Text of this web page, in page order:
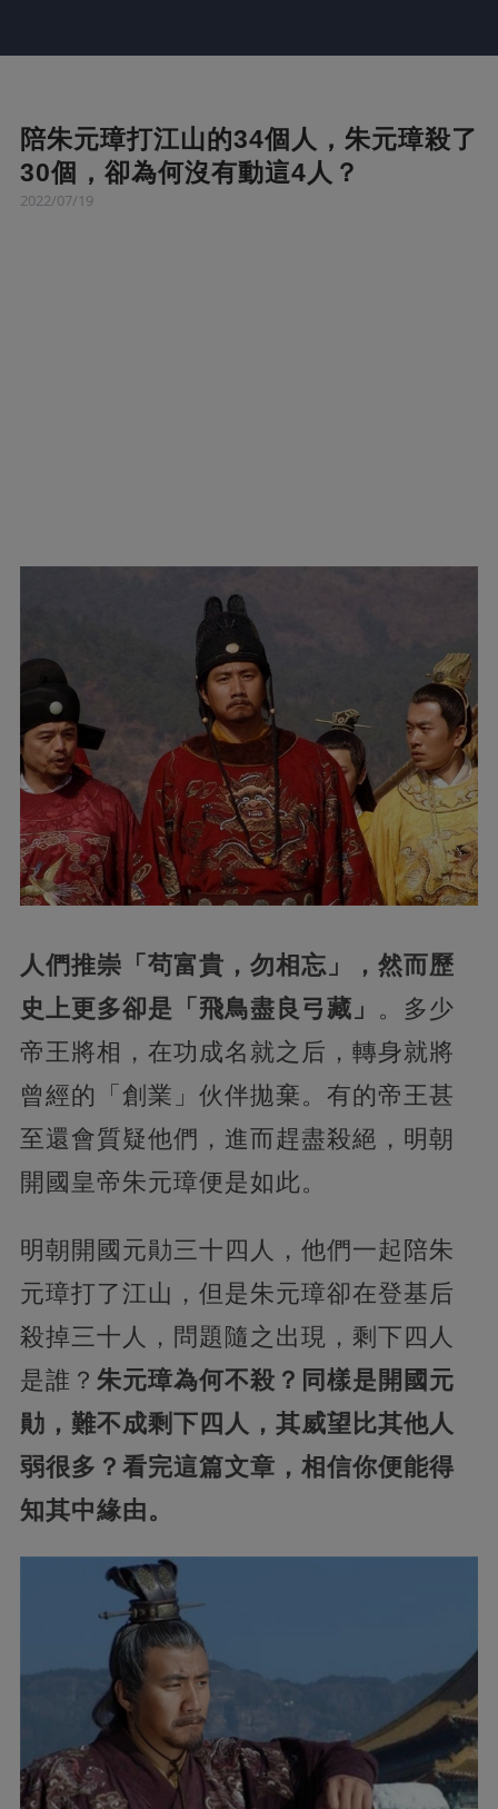
陪朱元璋打江山的34個人，朱元璋殺了
30個，卻為何沒有動這4人？
2022/07/19
人們推崇「茍富貴， 勿相忘」，然而歷
史上更多卻是「飛鳥盡良弓藏」 。多少
帝王將相，在功成名就之后，轉身就將
曾經的「創業」伙伴拋棄。有的帝王甚
至還會質疑他們，進而趕盡殺絕，明朝
開國皇帝朱元璋便是如此。
明朝開國元勛三十四人，他們一起陪朱
元璋打了江山，但是朱元璋卻在登基后
殺掉三十人，問題隨之出現，剩下四人
是誰？ 朱元璋為何不殺？同樣是開國元
勛，難不成剩下四人，其威望比其他人
弱很多？看完這篇文章，相信你便能得
知其中緣由。